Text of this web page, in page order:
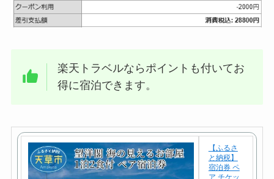
楽天トラベルならポイントも付いてお
得に宿泊できます。
【ふるさ
と納税】
宿泊券 ペ
ア チケッ